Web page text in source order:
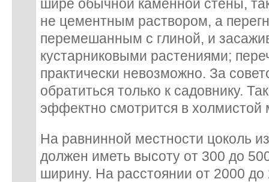
шире обычной каменной стены,
не цементным раствором, а
перемешанным с глиной, и
кустарниковыми растениями;
практически невозможно. За
обратиться только к садовнику.
эффектно смотрится в холмистой
На равнинной местности цоколь
должен иметь высоту от 300 до
ширину. На расстоянии от 2000 до